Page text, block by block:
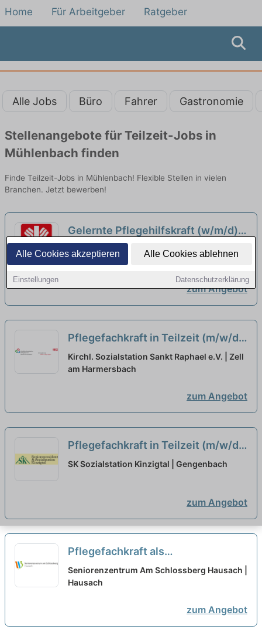
Alle Cookies akzeptieren Alle Cookies ablehnen
Einstellungen Datenschutzerklärung
Home Für Arbeitgeber Ratgeber
Alle Jobs Büro Fahrer Gastronomie
Stellenangebote für Teilzeit-Jobs in
Mühlenbach finden
Finde Teilzeit-Jobs in Mühlenbach! Flexible Stellen in vielen
Branchen. Jetzt bewerben!
Gelernte Pflegehilfskraft (w/m/d)
in Teilzeit (max. 70%) - Unser Team
freut sich auf Dich!
Caritas Sozialstation der Raumschaft
Haslach | Haslach im Kinzigtal
zum Angebot
Pflegefachkraft in Teilzeit (m/w/d)
- Wir suchen Sie! neu
Kirchl. Sozialstation Sankt Raphael e.V. | Zell
am Harmersbach
zum Angebot
Pflegefachkraft in Teilzeit (m/w/d)
- Dein neuer Arbeitsplatz in einem
SK Sozialstation Kinzigtal | Gengenbach
zum Angebot
Pflegefachkraft als
Dauernachtwache (m/w/d) in
Teilzeit (70-90 %) – Pflegen,
Seniorenzentrum Am Schlossberg Hausach |
Hausach
zum Angebot